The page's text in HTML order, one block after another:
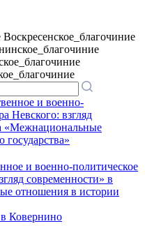
Воскресенское_благочиние
и военно-политическое
современности» в
отношения в истории